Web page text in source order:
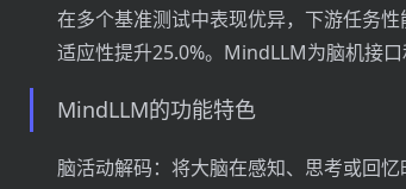
在多个基准测试中表现优异，下游任务
适应性提升25.0%。MindLLM为脑机接口
MindLLM的功能特色
脑活动解码：将大脑在感知、思考或回